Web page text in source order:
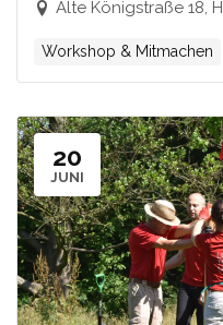
Alte Königstraße 18,
Workshop & Mitmachen
20
JUNI